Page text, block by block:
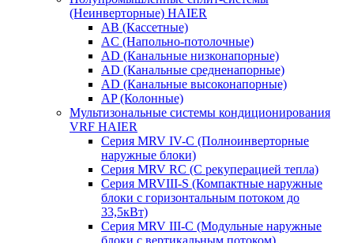
(Неинверторные) HAIER
AB (Кассетные)
AC (Напольно-потолочные)
AD (Канальные низконапорные)
AD (Канальные средненапорные)
AD (Канальные высоконапорные)
AP (Колонные)
Мультизональные системы кондиционирования
VRF HAIER
Серия MRV IV-C (Полноинверторные
наружные блоки)
Серия MRV RC (С рекуперацией тепла)
Серия MRVIII-S (Компактные наружные
блоки с горизонтальным потоком до
33,5кВт)
Серия MRV III-C (Модульные наружные
блоки с вертикальным потоком)